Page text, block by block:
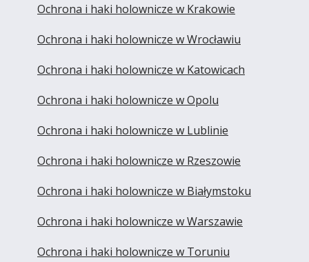
Ochrona i haki holownicze w Krakowie
Ochrona i haki holownicze w Wrocławiu
Ochrona i haki holownicze w Katowicach
Ochrona i haki holownicze w Opolu
Ochrona i haki holownicze w Lublinie
Ochrona i haki holownicze w Rzeszowie
Ochrona i haki holownicze w Białymstoku
Ochrona i haki holownicze w Warszawie
Ochrona i haki holownicze w Toruniu